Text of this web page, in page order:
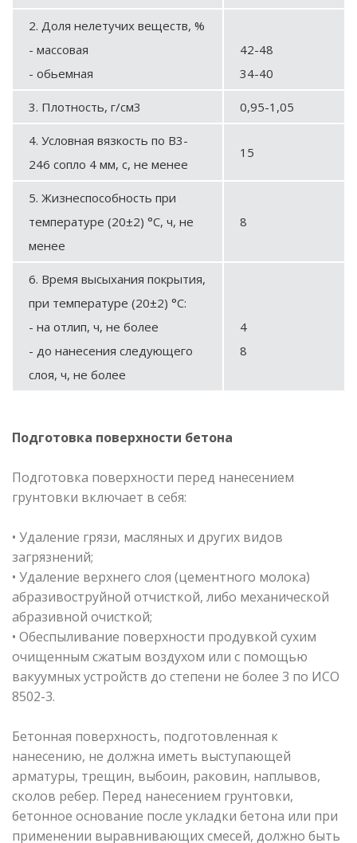
2. Доля нелетучих веществ, %
- массовая
- обьемная
42-48
34-40
3. Плотность, г/см3 0,95-1,05
4. Условная вязкость по В3-
246 сопло 4 мм, с, не менее
15
5. Жизнеспособность при
температуре (20±2) °С, ч, не
менее
8
6. Время высыхания покрытия,
при температуре (20±2) °С:
- на отлип, ч, не более
- до нанесения следующего
слоя, ч, не более
4
8
Подготовка поверхности бетона
Подготовка поверхности перед нанесением
грунтовки включает в себя:
• Удаление грязи, масляных и других видов
загрязнений;
• Удаление верхнего слоя (цементного молока)
абразивоструйной отчисткой, либо механической
абразивной очисткой;
• Обеспыливание поверхности продувкой сухим
очищенным сжатым воздухом или с помощью
вакуумных устройств до степени не более 3 по ИСО
8502-3.
Бетонная поверхность, подготовленная к
нанесению, не должна иметь выступающей
арматуры, трещин, выбоин, раковин, наплывов,
сколов ребер. Перед нанесением грунтовки,
бетонное основание после укладки бетона или при
применении выравнивающих смесей, должно быть